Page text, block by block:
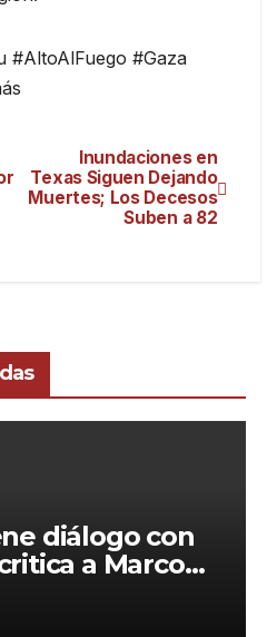
#AltoAlFuego #Gaza
Inundaciones en
Texas Siguen Dejando
Muertes; Los Decesos
Suben a 82
diálogo con
a Marco
Latina'»